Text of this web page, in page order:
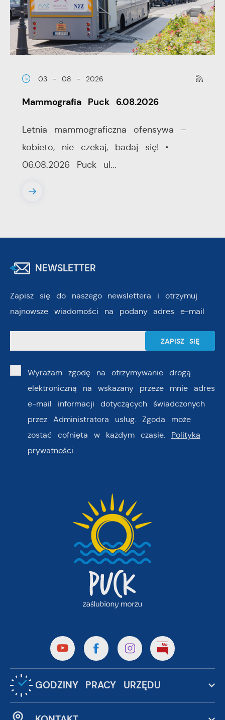
03 - 08 - 2026
Mammografia Puck 6.08.2026
Letnia mammograficzna ofensywa –
kobieto, nie czekaj, badaj się! •
06.08.2026 Puck ul...
NEWSLETTER
Zapisz się do naszego newslettera i otrzymuj
najnowsze wiadomości na podany adres e-mail
Wyrażam zgodę na otrzymywanie drogą
elektroniczną na wskazany przeze mnie adres
e-mail informacji dotyczących świadczonych
przez Administratora usług. Zgoda może
zostać cofnięta w każdym czasie. Polityka
prywatności
GODZINY PRACY URZĘDU